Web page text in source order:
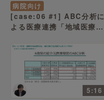
病院向け
[case:06 #1] ABC分析に
よる医療連携「地域医療支
すことをキックオフ」（病
院経営ケーススタディー ）
5:16